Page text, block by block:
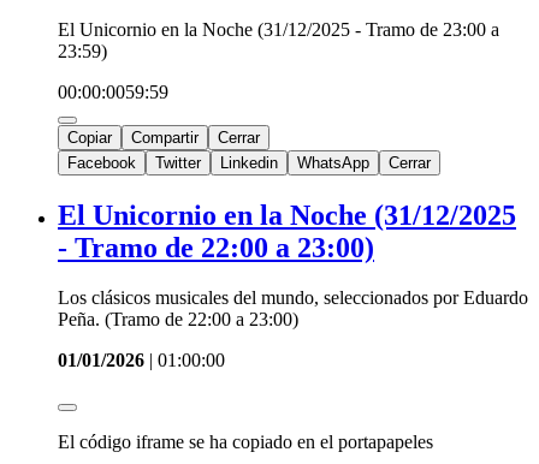
El Unicornio en la Noche (31/12/2025 - Tramo de 23:00 a
23:59)
00:00:0059:59
Copiar Compartir
Cerrar
Facebook
Twitter Linkedin WhatsApp Cerrar
El Unicornio en la Noche (31/12/2025
- Tramo de 22:00 a 23:00)
Los clásicos musicales del mundo, seleccionados por Eduardo
Peña. (Tramo de 22:00 a 23:00)
01/01/2026 | 01:00:00
El código iframe se ha copiado en el portapapeles